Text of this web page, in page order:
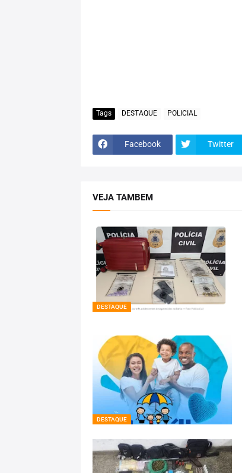
Tags DESTAQUE POLICIAL
Facebook Twitter
VEJA TAMBEM
DESTAQUE
DESTAQUE